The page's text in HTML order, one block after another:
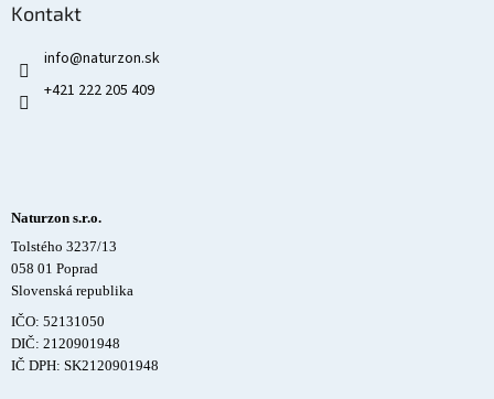
Kontakt
info@naturzon.sk
+421 222 205 409
Naturzon s.r.o.
Tolstého 3237/13
058 01 Poprad
Slovenská republika
IČO: 52131050
DIČ: 2120901948
IČ DPH: SK2120901948